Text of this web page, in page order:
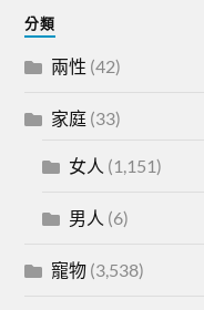
分類
兩性 (42)
家庭 (33)
女人 (1,151)
男人 (6)
寵物 (3,538)